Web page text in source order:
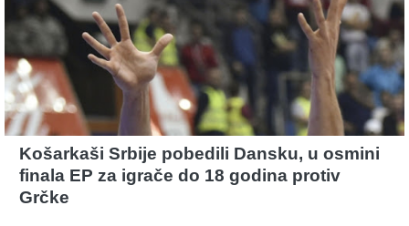
Košarkaši Srbije pobedili Dansku, u osmini
finala EP za igrače do 18 godina protiv
Grčke